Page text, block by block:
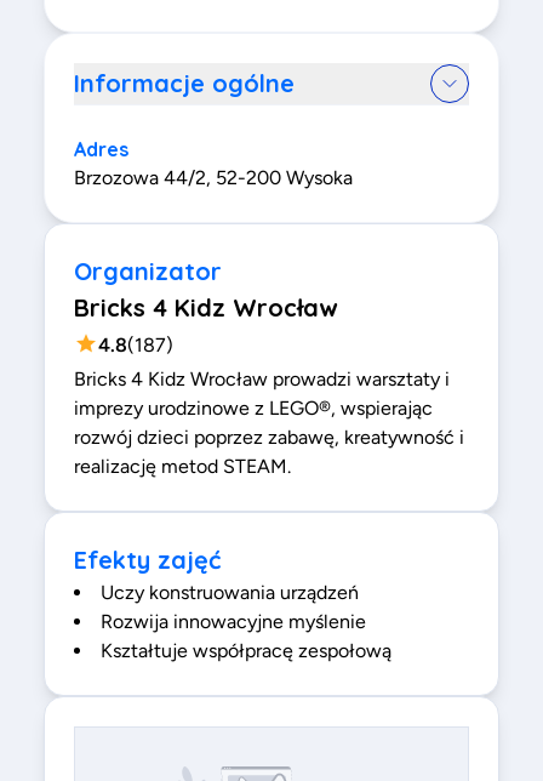
Informacje ogólne
Adres
Brzozowa 44/2, 52-200 Wysoka
Organizator
Bricks 4 Kidz Wrocław
4.8(187)
Bricks 4 Kidz Wrocław prowadzi warsztaty i
imprezy urodzinowe z LEGO®, wspierając
rozwój dzieci poprzez zabawę, kreatywność i
realizację metod STEAM.
Efekty zajęć
Uczy konstruowania urządzeń
Rozwija innowacyjne myślenie
Kształtuje współpracę zespołową